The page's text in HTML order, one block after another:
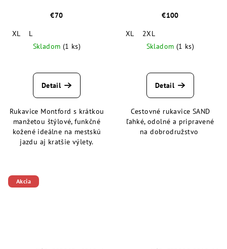
€70
XL
L
Skladom (1 ks)
Detail
Rukavice Montford s krátkou
manžetou štýlové, funkčné
kožené ideálne na mestskú
jazdu aj kratšie výlety.
€100
XL
2XL
Skladom (1 ks)
Detail
Cestovné rukavice SAND
ľahké, odolné a pripravené
na dobrodružstvo
Akcia